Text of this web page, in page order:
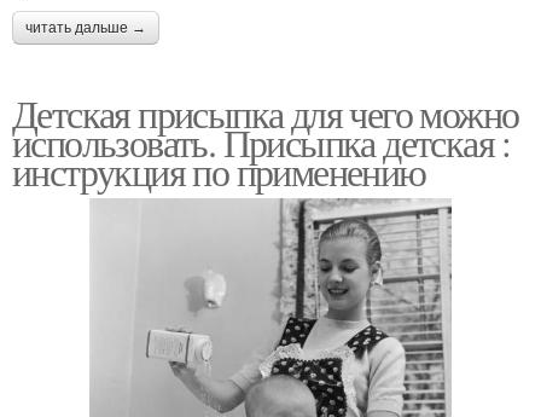
читать дальше →
Детская присыпка для чего можно
использовать. Присыпка детская :
инструкция по применению